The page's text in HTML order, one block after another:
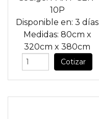
10P
Disponible en: 3 días
Medidas: 80cm x
320cm x 380cm
Cotizar